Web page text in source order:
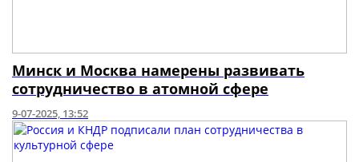
Минск и Москва намерены развивать
сотрудничество в атомной сфере
9-07-2025, 13:52